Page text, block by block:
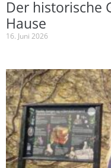
Der historische
Hause
16. Juni 2026